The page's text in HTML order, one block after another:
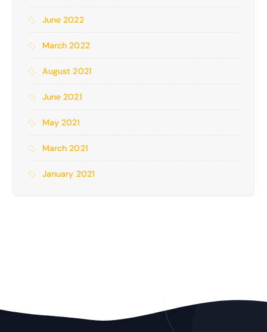
June 2022
March 2022
August 2021
June 2021
May 2021
March 2021
January 2021